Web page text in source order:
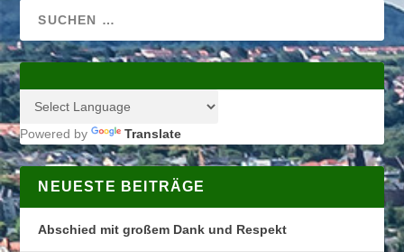
Powered by Translate
NEUESTE BEITRÄGE
Abschied mit großem Dank und Respekt